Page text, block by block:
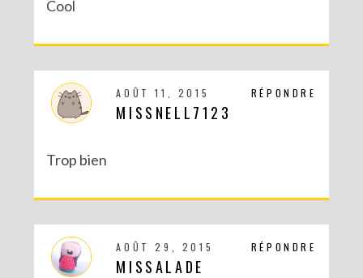
Cool
RÉPONDRE
AOÛT 11, 2015
MISSNELL7123
Trop bien
RÉPONDRE
AOÛT 29, 2015
MISSALADE